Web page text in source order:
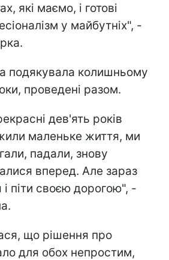
які маємо, і готові
у майбутніх", -
подякувала колишньому
проведені разом.
дев'ять років
маленьке життя, ми
падали, знову
вперед. Але зараз
і піти своєю дорогою", -
що рішення про
для обох непростим,